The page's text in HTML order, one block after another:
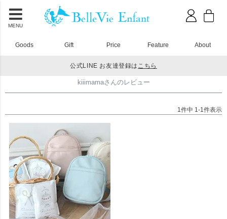
MENU
Goods Gift Price Feature About
公式LINE お友達登録は こちら
kiiimamaさんのレビュー
kiiimamaさんのレビュー
1 件中 1 -1 件表示